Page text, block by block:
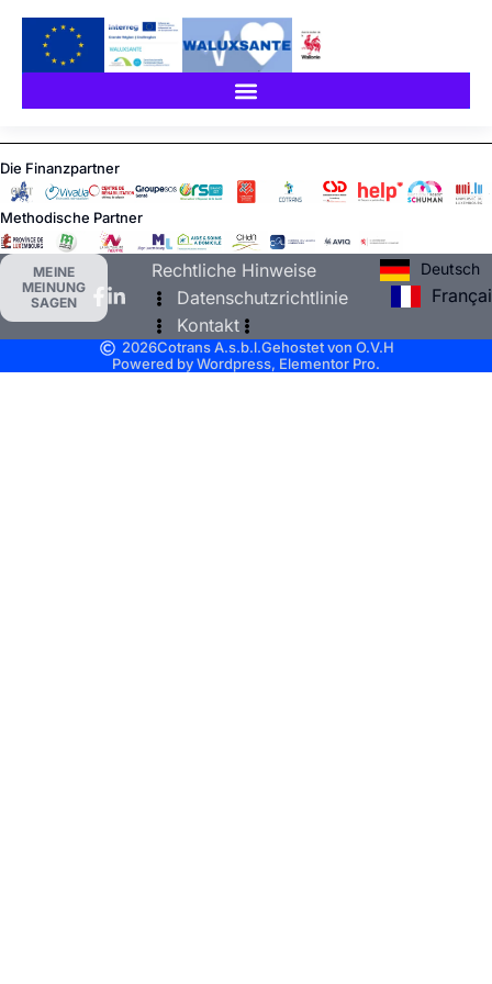
Die Finanzpartner
Methodische Partner
MEINE
MEINUNG
SAGEN
Rechtliche Hinweise
Datenschutzrichtlinie
Kontakt
Deutsch
2026Cotrans A.s.b.l.Gehostet von O.V.H
Powered by Wordpress, Elementor Pro.